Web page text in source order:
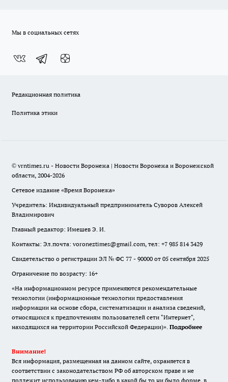
Мы в социальных сетях
Редакционная политика
Политика этики
© vrntimes.ru - Новости Воронежа | Новости Воронежа и Воронежской
области, 2004-2026
Сетевое издание «Время Воронежа»
Учредитель: Индивидуальный предприниматель Суворов Алексей
Владимирович
Главный редактор: Имешев Э. И.
Контакты: Эл.почта: voroneztimes@gmail.com, тел: +7 985 814 3429
Свидетельство о регистрации ЭЛ № ФС 77 - 90000 от 05 сентября 2025
Ограничение по возрасту: 16+
«На информационном ресурсе применяются рекомендательные
технологии (информационные технологии предоставления
информации на основе сбора, систематизации и анализа сведений,
относящихся к предпочтениям пользователей сети "Интернет",
находящихся на территории Российской Федерации)». Подробнее
Внимание!
Вся информация, размещенная на данном сайте, охраняется в
соответствии с законодательством РФ об авторском праве и не
подлежит использованию кем-либо в какой бы то ни было форме, в